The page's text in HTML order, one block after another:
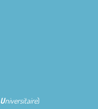
Universitaire)